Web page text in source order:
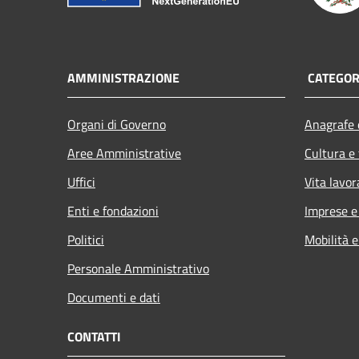
AMMINISTRAZIONE
Organi di Governo
Aree Amministrative
Uffici
Enti e fondazioni
Politici
Personale Amministrativo
Documenti e dati
Cultura
Vita
Imprese
Mobilità
CONTATTI